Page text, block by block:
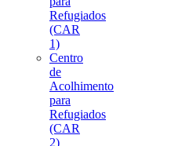
Refugiados
(CAR
1)
Centro
de
Acolhimento
para
Refugiados
(CAR
2)